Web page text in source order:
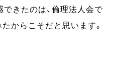
できたのは、倫理法人会で
からこそだと思います。